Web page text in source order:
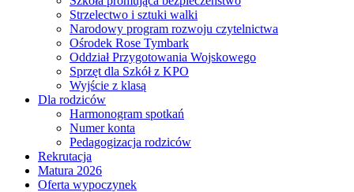
Strzelectwo i sztuki walki
Narodowy program rozwoju czytelnictwa
Ośrodek Rose Tymbark
Oddział Przygotowania Wojskowego
Sprzęt dla Szkół z KPO
Wyjście z klasą
Dla rodziców
Harmonogram spotkań
Numer konta
Pedagogizacja rodziców
Rekrutacja
Matura 2026
Oferta wypoczynek